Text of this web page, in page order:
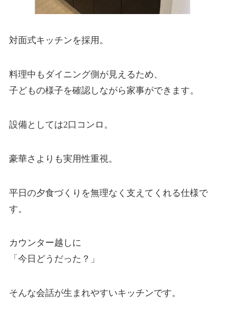
対面式キッチンを採用。
料理中もダイニング側が見えるため、
子どもの様子を確認しながら家事ができます。
設備としては2口コンロ。
豪華さよりも実用性重視。
平日の夕食づくりを無理なく支えてくれる仕様で
す。
カウンター越しに
「今日どうだった？」
そんな会話が生まれやすいキッチンです。